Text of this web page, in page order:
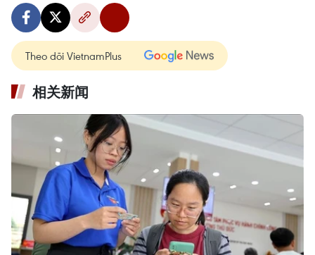
Theo dõi VietnamPlus
相关新闻